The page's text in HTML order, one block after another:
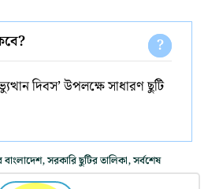
দিবস’ উপলক্ষে সাধারণ ছুটি
বাংলাদেশ,সরকারি ছুটির তালিকা,সর্বশেষ